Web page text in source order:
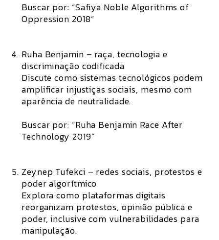
Buscar por: “Safiya Noble Algorithms of
Oppression 2018”
Ruha Benjamin – raça, tecnologia e
discriminação codificada
Discute como sistemas tecnológicos podem
amplificar injustiças sociais, mesmo com
aparência de neutralidade.
Buscar por: “Ruha Benjamin Race After
Technology 2019”
Zeynep Tufekci – redes sociais, protestos e
poder algorítmico
Explora como plataformas digitais
reorganizam protestos, opinião pública e
poder, inclusive com vulnerabilidades para
manipulação.